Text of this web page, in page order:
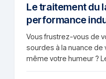
Le traitement du
performance
Vous frustrez-vous de
sourdes à la nuance de
même votre humeur ?